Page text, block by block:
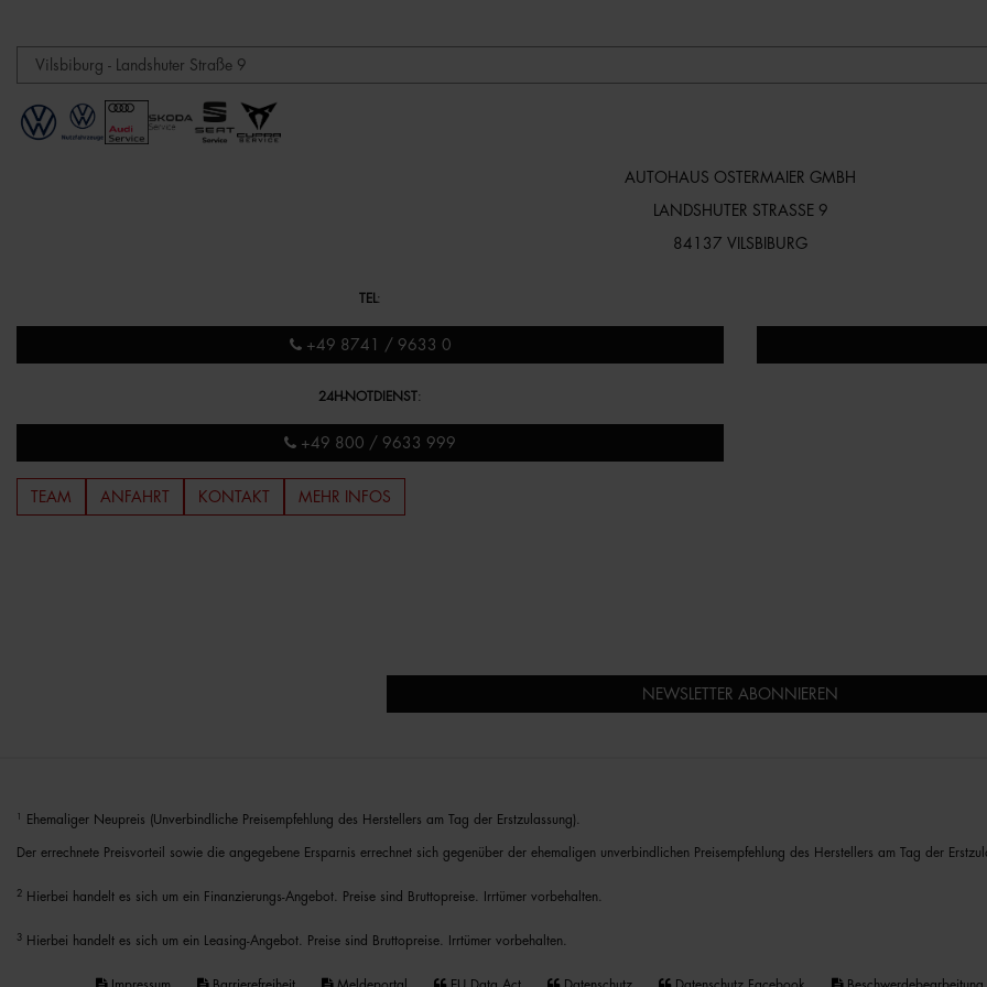
AUTOHAUS OSTERMAIER GMBH
LANDSHUTER STRASSE 9
84137 VILSBIBURG
TEL :
+49 8741 / 9633 0
24H-NOTDIENST:
+49 800 / 9633 999
TEAM ANFAHRT KONTAKT MEHR INFOS
NEWSLETTER ABONNIEREN
Ehemaliger Neupreis (Unverbindliche Preisempfehlung des Herstellers am Tag der Erstzulassung).
Der errechnete Preisvorteil sowie die angegebene Ersparnis errechnet sich gegenüber der ehemaligen unverbindlichen Preisempfehlung des Herstellers am Tag der
2 Hierbei handelt es sich um ein Finanzierungs-Angebot. Preise sind Bruttopreise. Irrtümer vorbehalten.
3 Hierbei handelt es sich um ein Leasing-Angebot. Preise sind Bruttopreise. Irrtümer vorbehalten.